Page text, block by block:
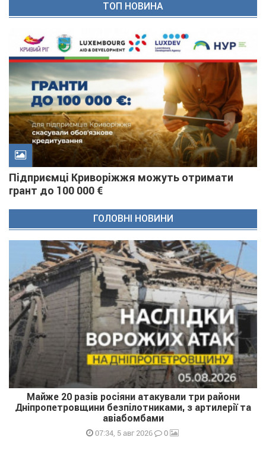
ТОП НОВИНА
Підприємці Криворіжжя можуть отримати
грант до 100 000 €
ГОЛОВНІ НОВИНИ
Майже 20 разів росіяни атакували три райони
Дніпропетровщини безпілотниками, з артилерії та
авіабомбами
07:34, 5 авг 2026 0